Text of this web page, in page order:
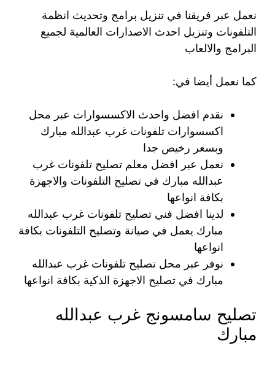
نعمل عبر فريقنا في تنزيل برامج وتحديث انظمة
التلفونات وتنزيل احدث الاصدارات العالمية لجميع
البرامج والالعاب
كما نعمل أيضا في:
نقدم افضل واحدث الاكسسوارات عبر محل
اكسسوارات تلفونات غرب عبدالله مبارك
وبسعر رخيص جدا
نعمل عبر افضل معلم تصليح تلفونات غرب
عبدالله مبارك في تصليح التلفونات والاجهزة
بكافة انواعها
لدينا افضل فني تصليح تلفونات غرب عبدالله
مبارك يعمل في صيانة وتصليح التلفونات بكافة
انواعها
نوفر عبر محل تصليح تلفونات غرب عبدالله
مبارك في تصليح الاجهزة الذكية بكافة انواعها
تصليح سامسونج غرب عبدالله
مبارك